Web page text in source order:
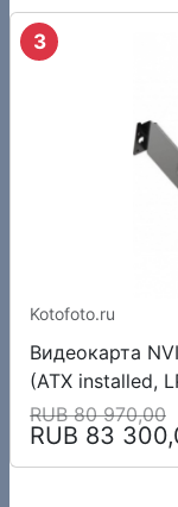
3
Kotofoto.ru
Видеокарта
(ATX installed,
RUB 80 970,00
RUB 83